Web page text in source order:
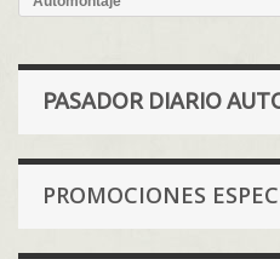
PASADOR DIARIO
PROMOCIONES